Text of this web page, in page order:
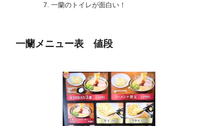
一蘭のトイレが面白い！
一蘭メニュー表 値段